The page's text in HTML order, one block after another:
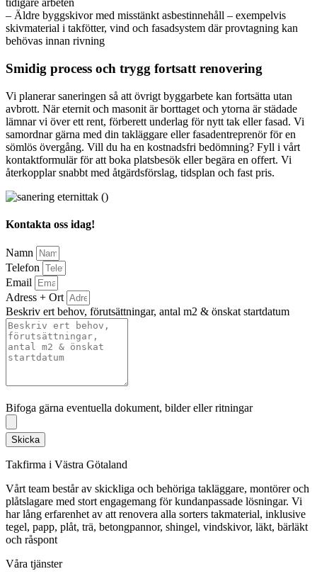
tidigare arbeten
– Äldre byggskivor med misstänkt asbestinnehåll – exempelvis
skivmaterial i takfötter, vind och fasadsystem där provtagning kan
behövas innan rivning
Smidig process och trygg fortsatt renovering
Vi planerar saneringen så att övrigt byggarbete kan fortsätta utan
avbrott. När eternit och masonit är borttaget och ytorna är städade
lämnar vi över ett rent, förberett underlag för nytt tak eller fasad. Vi
samordnar gärna med din takläggare eller fasadentreprenör för en
sömlös övergång. Vill du ha en kostnadsfri bedömning? Fyll i vårt
kontaktformulär för att boka platsbesök eller begära en offert. Vi
återkopplar snabbt med åtgärdsförslag, tidsplan och fast pris.
Kontakta oss idag!
Namn
Telefon
Email
Adress + Ort
Beskriv ert behov, förutsättningar, antal m2 & önskat startdatum
Bifoga gärna eventuella dokument, bilder eller ritningar
Skicka
Takfirma i Västra Götaland
Vårt team består av skickliga och behöriga takläggare, montörer och
plåtslagare med stort engagemang för kundanpassade lösningar. Vi
har lång erfarenhet av att renovera alla sorters takmaterial, inklusive
tegel, papp, plåt, trä, betongpannor, shingel, vindskivor, läkt, bärläkt
och råspont
Våra tjänster